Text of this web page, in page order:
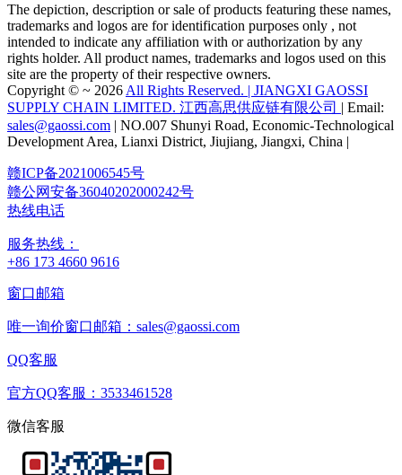
The depiction, description or sale of products featuring these names,
trademarks and logos are for identification purposes only , not
intended to indicate any affiliation with or authorization by any
rights holder. All product names, trademarks and logos used on this
site are the property of their respective owners.
Copyright © ~ 2026 All Rights Reserved. | JIANGXI GAOSSI
SUPPLY CHAIN LIMITED. 江西高思供应链有限公司 | Email:
sales@gaossi.com | NO.007 Shunyi Road, Economic-Technological
Development Area, Lianxi District, Jiujiang, Jiangxi, China |
赣ICP备2021006545号
赣公网安备36040202000242号
热线电话
服务热线：
+86 173 4660 9616
窗口邮箱
唯一询价窗口邮箱：sales@gaossi.com
QQ客服
官方QQ客服：3533461528
微信客服